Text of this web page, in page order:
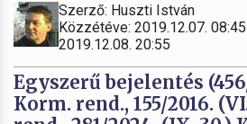
Szerző: Huszti István
Közzétéve: 2019.12.07.
2019.12.08. 20:55
Egyszerű bejelentés
Korm. rend., 155/2016.